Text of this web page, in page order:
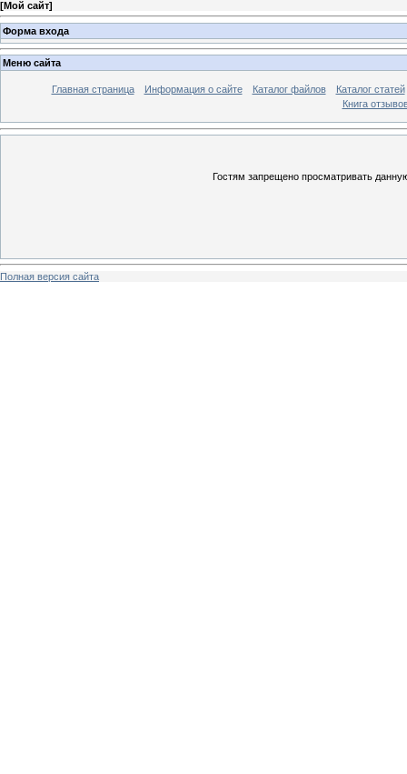
[Мой сайт]
Форма входа
Меню сайта
Главная страница Информация о сайте Каталог файлов
Каталог статей
Книга
Гостям запрещено просматривать
Полная версия сайта